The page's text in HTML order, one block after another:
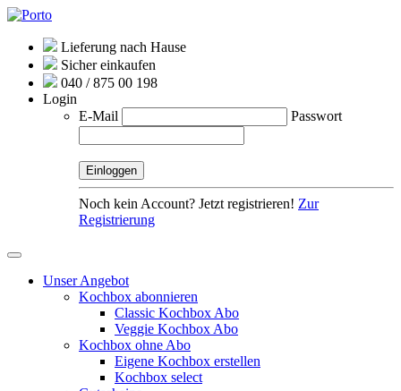
Lieferung nach Hause
Sicher einkaufen
040 / 875 00 198
Login
E-Mail
Passwort
Noch kein Account? Jetzt registrieren! Zur
Registrierung
Unser Angebot
Kochbox abonnieren
Classic Kochbox Abo
Veggie Kochbox Abo
Kochbox ohne Abo
Eigene Kochbox erstellen
Kochbox select